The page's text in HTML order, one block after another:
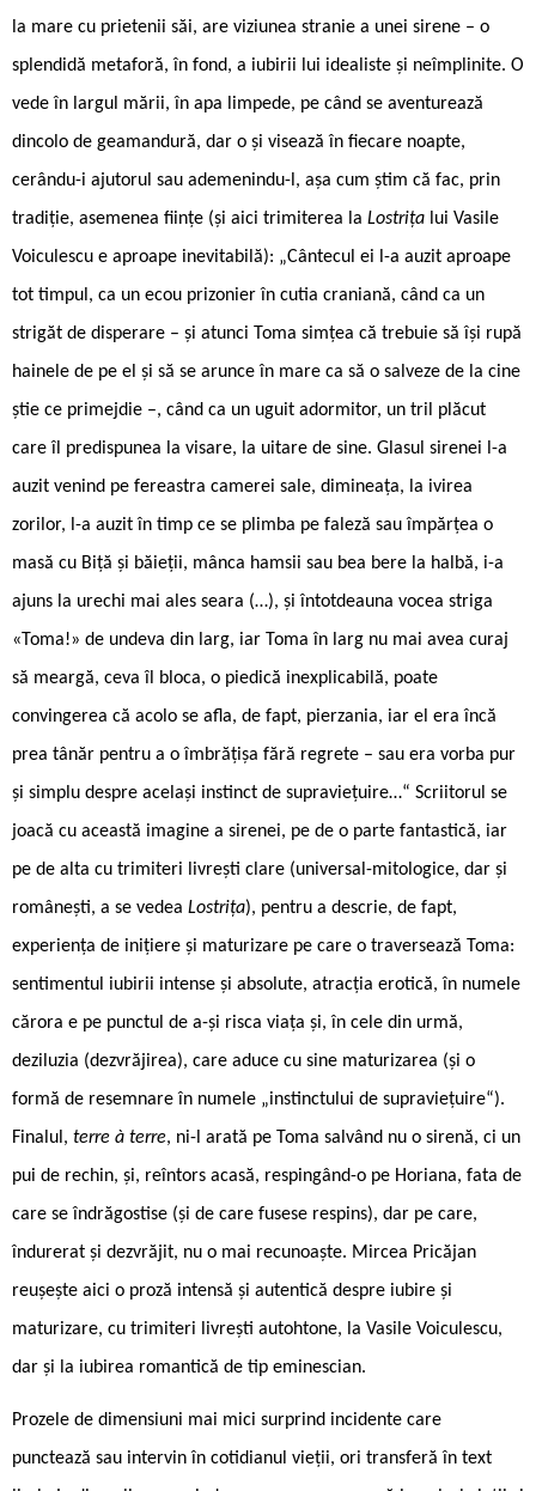
la mare cu prietenii săi, are viziunea stranie a unei sirene – o
splendidă metaforă, în fond, a iubirii lui idealiste și neîmplinite. O
vede în largul mării, în apa limpede, pe când se aventurează
dincolo de geamandură, dar o și visează în fiecare noapte,
cerându-i ajutorul sau ademenindu-l, așa cum știm că fac, prin
tradiție, asemenea ființe (și aici trimiterea la Lostrița lui Vasile
Voiculescu e aproape inevitabilă): „Cântecul ei l-a auzit aproape
tot timpul, ca un ecou prizonier în cutia craniană, când ca un
strigăt de disperare – și atunci Toma simțea că trebuie să își rupă
hainele de pe el și să se arunce în mare ca să o salveze de la cine
știe ce primejdie –, când ca un uguit adormitor, un tril plăcut
care îl predispunea la visare, la uitare de sine. Glasul sirenei l-a
auzit venind pe fereastra camerei sale, dimineața, la ivirea
zorilor, l-a auzit în timp ce se plimba pe faleză sau împărțea o
masă cu Biță și băieții, mânca hamsii sau bea bere la halbă, i-a
ajuns la urechi mai ales seara (…), și întotdeauna vocea striga
«Toma!» de undeva din larg, iar Toma în larg nu mai avea curaj
să meargă, ceva îl bloca, o piedică inexplicabilă, poate
convingerea că acolo se afla, de fapt, pierzania, iar el era încă
prea tânăr pentru a o îmbrățișa fără regrete – sau era vorba pur
și simplu despre același instinct de supraviețuire…“ Scriitorul se
joacă cu această imagine a sirenei, pe de o parte fantastică, iar
pe de alta cu trimiteri livrești clare (universal-mitologice, dar și
românești, a se vedea Lostrița), pentru a descrie, de fapt,
experiența de inițiere și maturizare pe care o traversează Toma:
sentimentul iubirii intense și absolute, atracția erotică, în numele
cărora e pe punctul de a-și risca viața și, în cele din urmă,
deziluzia (dezvrăjirea), care aduce cu sine maturizarea (și o
formă de resemnare în numele „instinctului de supraviețuire“).
Finalul, terre à terre, ni-l arată pe Toma salvând nu o sirenă, ci un
pui de rechin, și, reîntors acasă, respingând-o pe Horiana, fata de
care se îndrăgostise (și de care fusese respins), dar pe care,
îndurerat și dezvrăjit, nu o mai recunoaște. Mircea Pricăjan
reușește aici o proză intensă și autentică despre iubire și
maturizare, cu trimiteri livrești autohtone, la Vasile Voiculescu,
dar și la iubirea romantică de tip eminescian.
Prozele de dimensiuni mai mici surprind incidente care
punctează sau intervin în cotidianul vieții, ori transferă în text